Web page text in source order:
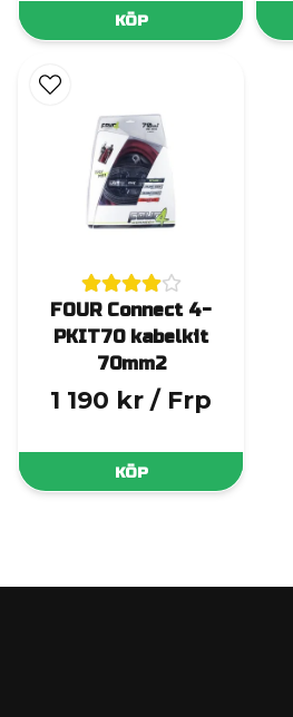
KÖP
FOUR Connect 4-
PKIT70 kabelkit
70mm2
1 190 kr / Frp
KÖP